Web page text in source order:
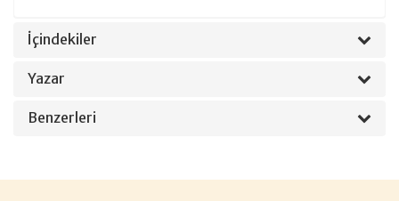
İçindekiler
Yazar
Benzerleri